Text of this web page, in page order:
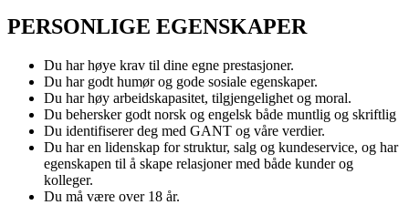
PERSONLIGE EGENSKAPER
Du har høye krav til dine egne prestasjoner.
Du har godt humør og gode sosiale egenskaper.
Du har høy arbeidskapasitet, tilgjengelighet og moral.
Du behersker godt norsk og engelsk både muntlig og skriftlig
Du identifiserer deg med GANT og våre verdier.
Du har en lidenskap for struktur, salg og kundeservice, og har
egenskapen til å skape relasjoner med både kunder og
kolleger.
Du må være over 18 år.